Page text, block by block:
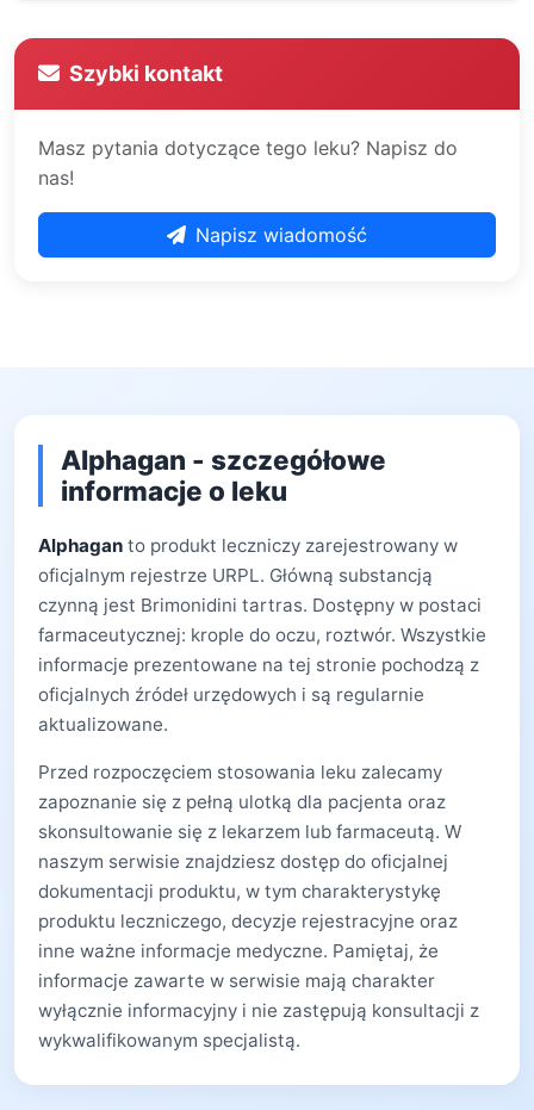
Szybki kontakt
Masz pytania dotyczące tego leku? Napisz do
nas!
Napisz wiadomość
Alphagan - szczegółowe
informacje o leku
Alphagan to produkt leczniczy zarejestrowany w
oficjalnym rejestrze URPL. Główną substancją
czynną jest Brimonidini tartras. Dostępny w postaci
farmaceutycznej: krople do oczu, roztwór. Wszystkie
informacje prezentowane na tej stronie pochodzą z
oficjalnych źródeł urzędowych i są regularnie
aktualizowane.
Przed rozpoczęciem stosowania leku zalecamy
zapoznanie się z pełną ulotką dla pacjenta oraz
skonsultowanie się z lekarzem lub farmaceutą. W
naszym serwisie znajdziesz dostęp do oficjalnej
dokumentacji produktu, w tym charakterystykę
produktu leczniczego, decyzje rejestracyjne oraz
inne ważne informacje medyczne. Pamiętaj, że
informacje zawarte w serwisie mają charakter
wyłącznie informacyjny i nie zastępują konsultacji z
wykwalifikowanym specjalistą.